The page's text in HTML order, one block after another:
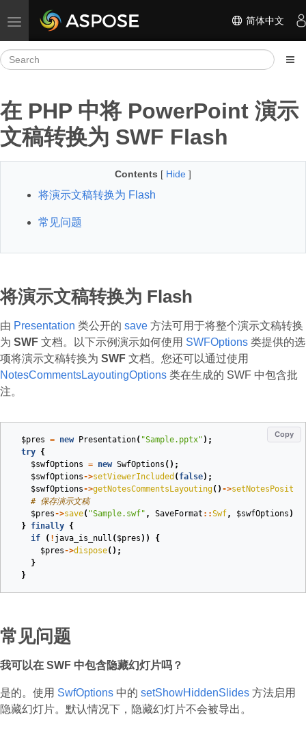
Toggle navigation 简体中文
在 PHP 中将 PowerPoint 演示
文稿转换为 SWF Flash
Contents [ Hide ]
将演示文稿转换为 Flash
常见问题
将演示文稿转换为 Flash
由 Presentation 类公开的 save 方法可用于将整个演示文稿转换
为 SWF 文档。以下示例演示如何使用 SWFOptions 类提供的选
项将演示文稿转换为 SWF 文档。您还可以通过使用
NotesCommentsLayoutingOptions 类在生成的 SWF 中包含批
注。
Copy
$pres = new Presentation( "Sample.pptx" );
try {
$swfOptions = new SwfOptions ();
$swfOptions->setViewerIncluded ( false);
$swfOptions->getNotesCommentsLayouting() ->
# 保存演示文稿
$pres->save( "Sample.swf" , SaveFormat ::Swf, $swfOptions );
} finally {
if
( ! java_is_null ( $pres ))
{
$pres->dispose();
}
}
常见问题
我可以在 SWF 中包含隐藏幻灯片吗？
是的。使用 SwfOptions 中的 setShowHiddenSlides 方法启用
隐藏幻灯片。默认情况下，隐藏幻灯片不会被导出。